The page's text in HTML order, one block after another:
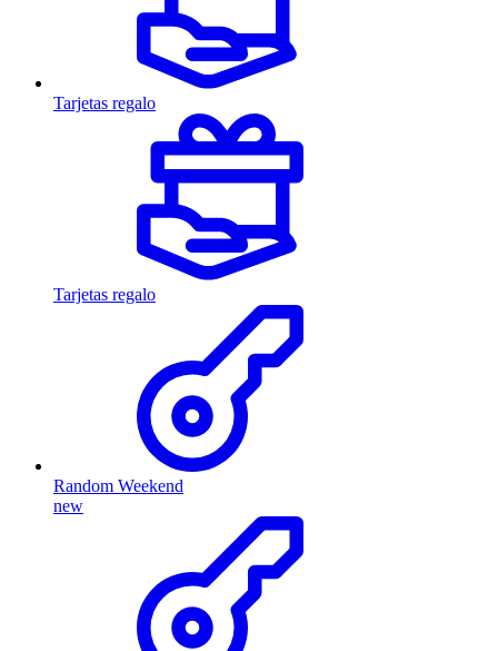
Tarjetas regalo
Tarjetas regalo
Random Weekend
new